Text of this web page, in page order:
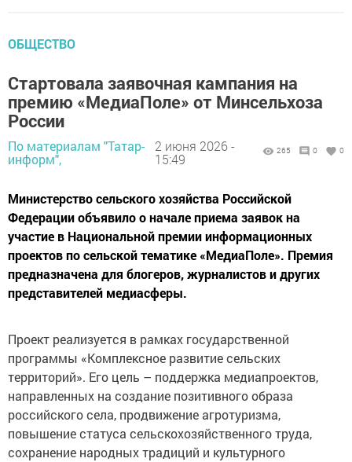
ОБЩЕСТВО
Стартовала заявочная кампания на
премию «МедиаПоле» от Минсельхоза
России
По материалам "Татар-
информ",
2 июня 2026 -
15:49
265 0 0
Министерство сельского хозяйства Российской
Федерации объявило о начале приема заявок на
участие в Национальной премии информационных
проектов по сельской тематике «МедиаПоле». Премия
предназначена для блогеров, журналистов и других
представителей медиасферы.
Проект реализуется в рамках государственной
программы «Комплексное развитие сельских
территорий». Его цель – поддержка медиапроектов,
направленных на создание позитивного образа
российского села, продвижение агротуризма,
повышение статуса сельскохозяйственного труда,
сохранение народных традиций и культурного